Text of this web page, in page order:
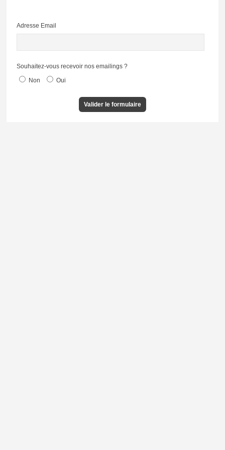
Adresse Email
Souhaitez-vous recevoir nos emailings ?
Non
Oui
Valider le formulaire